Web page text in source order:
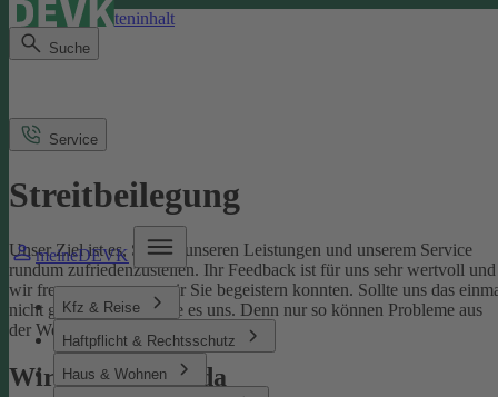
Direkt zum Seiteninhalt
Suche
meineDEVK
Kfz & Reise
Haftpflicht & Rechtsschutz
Haus & Wohnen
Service
Streitbeilegung
Unser Ziel ist es, Sie mit unseren Leistungen und unserem Service
rundum zufriedenzustellen. Ihr Feedback ist für uns sehr wertvoll und
wir freuen uns, wenn wir Sie begeistern konnten. Sollte uns das
nicht gelingen, sagen Sie es uns. Denn nur so können Probleme aus
der Welt geschafft werden.
Wir sind für Sie da